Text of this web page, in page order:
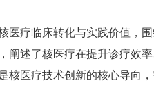
医疗临床转化与实践价值，
阐述了核医疗在提升诊疗效
核医疗技术创新的核心导向